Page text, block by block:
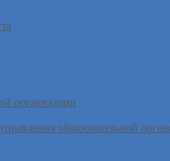
организации
образовательной